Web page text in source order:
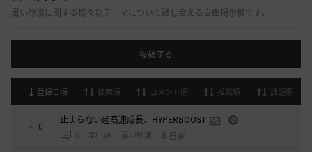
黒い砂漠に関する様々なテーマについて話し合える自由掲示板です。
投稿する
登録日順 検索順 コメント順 推奨順 話題順
0
止まらない超高速成長、HYPERBOOST
0 1K 黒い砂漠 8 日前